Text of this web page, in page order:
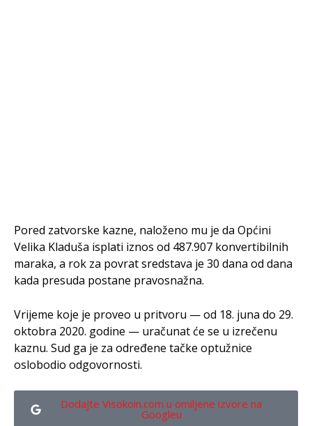
Pored zatvorske kazne, naloženo mu je da Općini
Velika Kladuša isplati iznos od 487.907 konvertibilnih
maraka, a rok za povrat sredstava je 30 dana od dana
kada presuda postane pravosnažna.
Vrijeme koje je proveo u pritvoru — od 18. juna do 29.
oktobra 2020. godine — uračunat će se u izrečenu
kaznu. Sud ga je za određene tačke optužnice
oslobodio odgovornosti.
Dodajte Visokoin.com u omiljene izvore na
Googleu